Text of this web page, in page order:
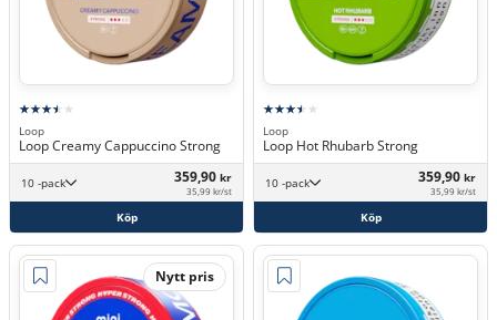
Loop
Loop Creamy Cappuccino Strong
10 -pack 359,90 kr
35,99 kr/st
Köp
Loop
Loop Hot Rhubarb Strong
10 -pack 359,90 kr
35,99 kr/st
Köp
Nytt pris